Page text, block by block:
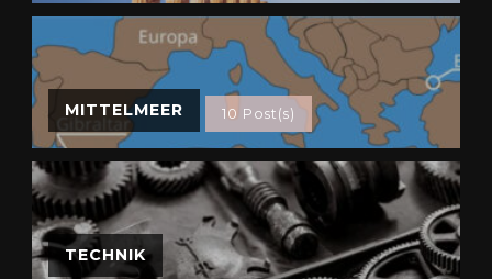
MITTELMEER 10 Post(s)
TECHNIK